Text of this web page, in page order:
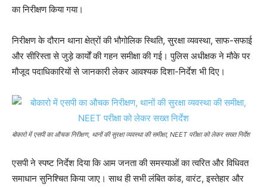
का निरीक्षण किया गया।
निरीक्षण के दौरान थाना क्षेत्रों की भौगोलिक स्थिति, सुरक्षा व्यवस्था, साफ-सफाई
और सीरिस्ता से जुड़े कार्यों की गहन समीक्षा की गई। पुलिस अधीक्षक ने मौके पर
मौजूद पदाधिकारियों से जानकारी लेकर आवश्यक दिशा-निर्देश भी दिए।
बोकारो में एसपी का औचक निरीक्षण, थानों की सुरक्षा व्यवस्था की समीक्षा, NEET परीक्षा को लेकर सख्त निर्देश
एसपी ने स्पष्ट निर्देश दिया कि आम जनता की समस्याओं का त्वरित और विधिवत
समाधान सुनिश्चित किया जाए। साथ ही सभी लंबित कांड, वारंट, इस्तेहार और